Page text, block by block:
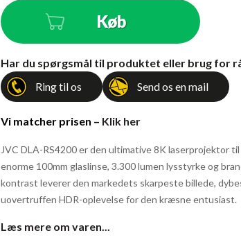
Antal Køb
Har du spørgsmål til produktet eller brug for
Ring til os
Send os en mail
Vi matcher prisen – Klik her
JVC DLA-RS4200 er den ultimative 8K laserprojektor
enorme 100mm glaslinse, 3.300 lumen lysstyrke og
kontrast leverer den markedets skarpeste billede,
uovertruffen HDR-oplevelse for den kræsne entusiast.
Læs mere om varen...